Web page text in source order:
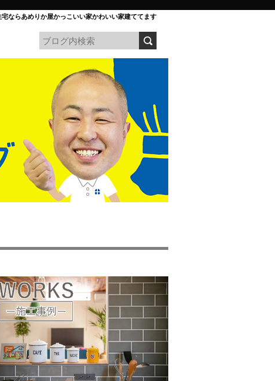
ならあめりか屋かっこいい家かわいい家建ててます